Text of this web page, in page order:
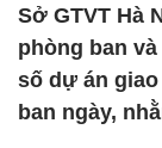
Sở GTVT Hà
phòng ban
số dự án
ban ngày,